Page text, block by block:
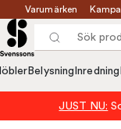
Varumärken
Belysning Inredning
JUST NU: